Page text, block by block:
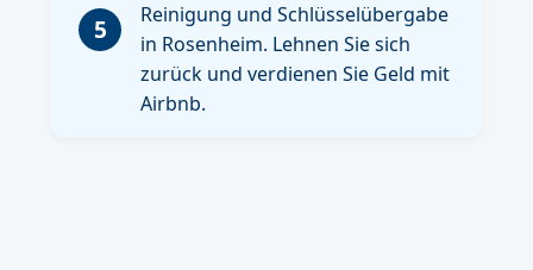
5
Reinigung und Schlüsselübergabe
in Rosenheim. Lehnen Sie sich
zurück und verdienen Sie Geld mit
Airbnb.